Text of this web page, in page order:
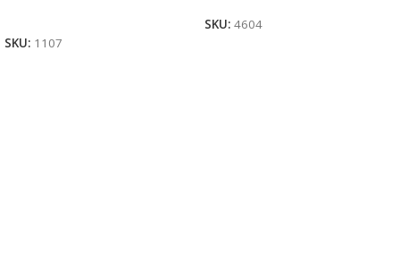
SKU: 1107
SKU: 4604